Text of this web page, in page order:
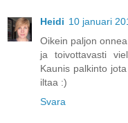
Heidi 10 januari
Oikein paljon
ja toivottavasti
Kaunis palkinto
iltaa :)
Svara